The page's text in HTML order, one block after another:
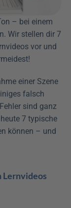
– bei einem
Wir stellen dir 7
vor und
einer Szene
falsch
sind ganz
7 typische
können – und
Lernvideos